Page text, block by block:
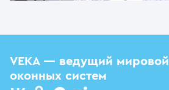
VEKA — ведущий
оконных систем